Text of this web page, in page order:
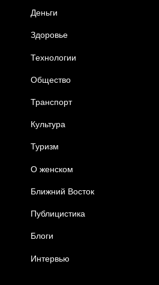
Деньги
Здоровье
Технологии
Общество
Транспорт
Культура
Туризм
О женском
Ближний Восток
Публицистика
Блоги
Интервью